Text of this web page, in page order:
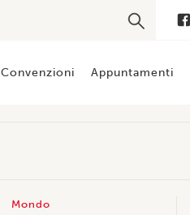
Convenzioni Appuntamenti
Mondo